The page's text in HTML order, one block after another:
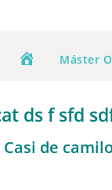
Máster
ds f sfd
de